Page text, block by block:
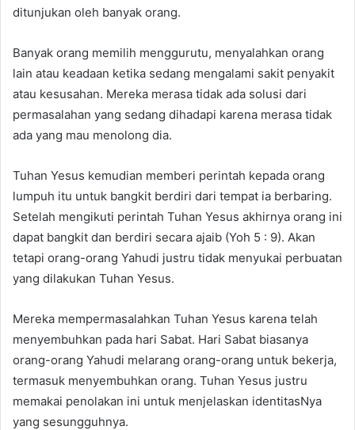
ditunjukan oleh banyak orang.
Banyak orang memilih menggurutu, menyalahkan orang
lain atau keadaan ketika sedang mengalami sakit penyakit
atau kesusahan. Mereka merasa tidak ada solusi dari
permasalahan yang sedang dihadapi karena merasa tidak
ada yang mau menolong dia.
Tuhan Yesus kemudian memberi perintah kepada orang
lumpuh itu untuk bangkit berdiri dari tempat ia berbaring.
Setelah mengikuti perintah Tuhan Yesus akhirnya orang ini
dapat bangkit dan berdiri secara ajaib (Yoh 5 : 9). Akan
tetapi orang-orang Yahudi justru tidak menyukai perbuatan
yang dilakukan Tuhan Yesus.
Mereka mempermasalahkan Tuhan Yesus karena telah
menyembuhkan pada hari Sabat. Hari Sabat biasanya
orang-orang Yahudi melarang orang-orang untuk bekerja,
termasuk menyembuhkan orang. Tuhan Yesus justru
memakai penolakan ini untuk menjelaskan identitasNya
yang sesungguhnya.